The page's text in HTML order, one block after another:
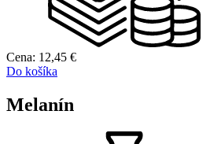
Cena: 12,45 €
Do košíka
Melanín